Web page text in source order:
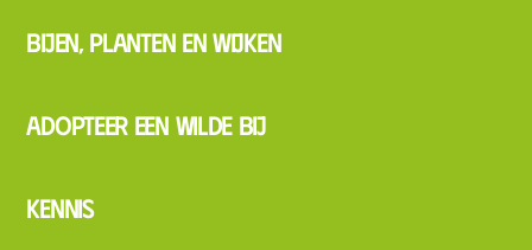
Bijen, planten en wijken
Adopteer een wilde bij
Kennis